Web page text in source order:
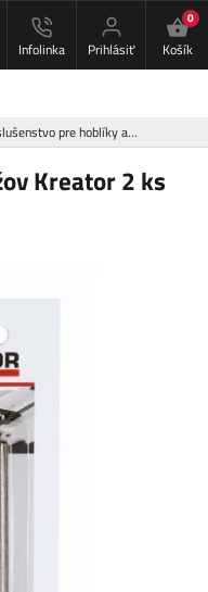
Infolinka Prihlásiť
0
Košík
pre hoblíky a…
Kreator 2 ks